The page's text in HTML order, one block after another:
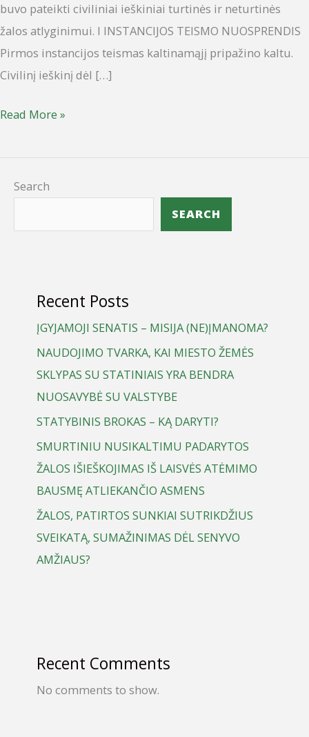
buvo pateikti civiliniai ieškiniai turtinės ir neturtinės
žalos atlyginimui. I INSTANCIJOS TEISMO NUOSPRENDIS
Pirmos instancijos teismas kaltinamąjį pripažino kaltu.
Civilinį ieškinį dėl […]
Read More »
Search
SEARCH
Recent Posts
ĮGYJAMOJI SENATIS – MISIJA (NE)ĮMANOMA?
NAUDOJIMO TVARKA, KAI MIESTO ŽEMĖS
SKLYPAS SU STATINIAIS YRA BENDRA
NUOSAVYBĖ SU VALSTYBE
STATYBINIS BROKAS – KĄ DARYTI?
SMURTINIU NUSIKALTIMU PADARYTOS
ŽALOS IŠIEŠKOJIMAS IŠ LAISVĖS ATĖMIMO
BAUSMĘ ATLIEKANČIO ASMENS
ŽALOS, PATIRTOS SUNKIAI SUTRIKDŽIUS
SVEIKATĄ, SUMAŽINIMAS DĖL SENYVO
AMŽIAUS?
Recent Comments
No comments to show.